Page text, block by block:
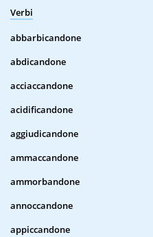
Verbi
abbarbicandone
abdicandone
acciaccandone
acidificandone
aggiudicandone
ammaccandone
ammorbandone
annoccandone
appiccandone